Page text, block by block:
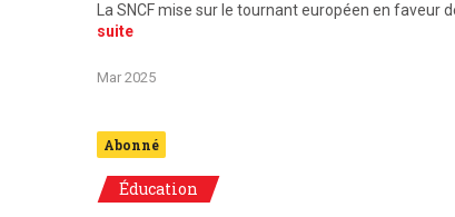
La SNCF mise sur le tournant européen en
suite
Mar 2025
Abonné
Éducation